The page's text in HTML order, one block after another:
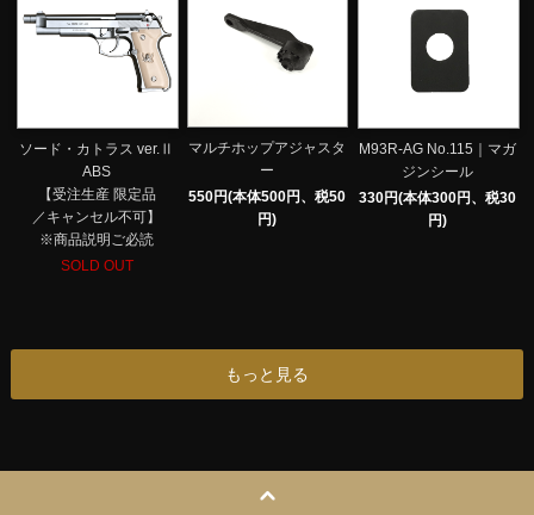
ソード・カトラス ver.Ⅱ
ABS
【受注生産 限定品
／キャンセル不可】
※商品説明ご必読
SOLD OUT
マルチホップアジャスタ
ー
550円(本体500円、税50
円)
M93R-AG No.115｜マガ
ジンシール
330円(本体300円、税30
円)
もっと見る